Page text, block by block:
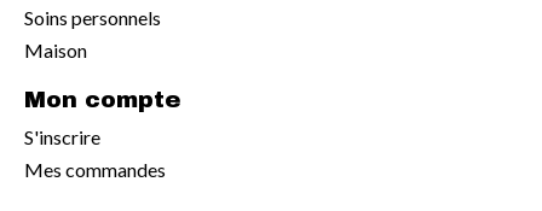
Soins personnels
Maison
Mon compte
S'inscrire
Mes commandes